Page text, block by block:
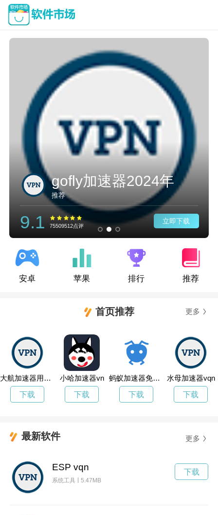
gofly加速器2024年
推荐
9.1 75509512点评
立即下载
安卓 苹果 排行 推荐
首页推荐 更多
大航加速器用不了了
下载
小哈加速器vn
下载
蚂蚁加速器免费永久加速
下载
水母加速器vqn
下载
最新软件 更多
ESP vqn
系统工具 5.47MB
下载